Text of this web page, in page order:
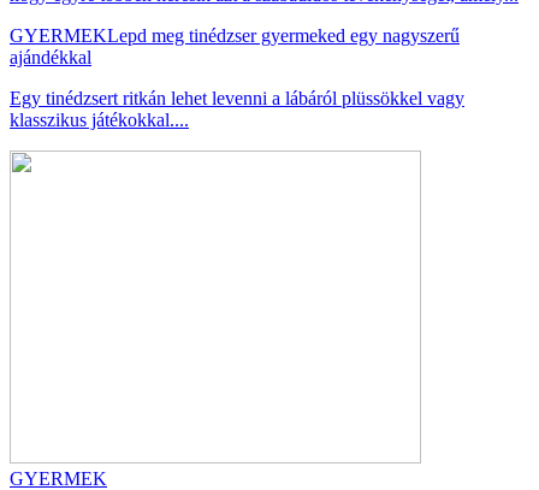
GYERMEKLepd meg tinédzser gyermeked egy nagyszerű
ajándékkal
Egy tinédzsert ritkán lehet levenni a lábáról plüssökkel vagy
klasszikus játékokkal....
GYERMEK